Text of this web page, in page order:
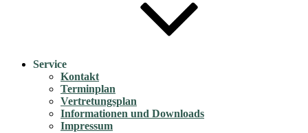
Service
Kontakt
Terminplan
Vertretungsplan
Informationen und Downloads
Impressum